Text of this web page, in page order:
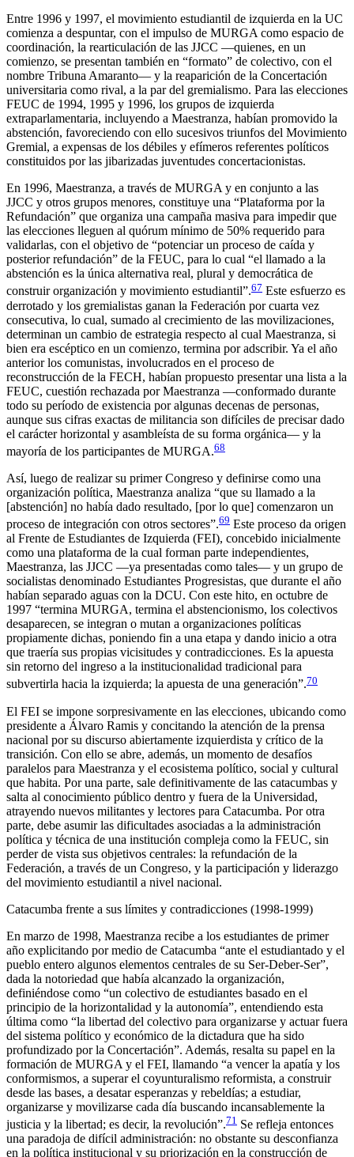
Entre 1996 y 1997, el movimiento estudiantil de izquierda en la UC
comienza a despuntar, con el impulso de MURGA como espacio de
coordinación, la rearticulación de las JJCC —quienes, en un
comienzo, se presentan también en “formato” de colectivo, con el
nombre Tribuna Amaranto— y la reaparición de la Concertación
universitaria como rival, a la par del gremialismo. Para las elecciones
FEUC de 1994, 1995 y 1996, los grupos de izquierda
extraparlamentaria, incluyendo a Maestranza, habían promovido la
abstención, favoreciendo con ello sucesivos triunfos del Movimiento
Gremial, a expensas de los débiles y efímeros referentes políticos
constituidos por las jibarizadas juventudes concertacionistas.
En 1996, Maestranza, a través de MURGA y en conjunto a las
JJCC y otros grupos menores, constituye una “Plataforma por la
Refundación” que organiza una campaña masiva para impedir que
las elecciones lleguen al quórum mínimo de 50% requerido para
validarlas, con el objetivo de “potenciar un proceso de caída y
posterior refundación” de la FEUC, para lo cual “el llamado a la
abstención es la única alternativa real, plural y democrática de
construir organización y movimiento estudiantil”.67 Este esfuerzo es
derrotado y los gremialistas ganan la Federación por cuarta vez
consecutiva, lo cual, sumado al crecimiento de las movilizaciones,
determinan un cambio de estrategia respecto al cual Maestranza, si
bien era escéptico en un comienzo, termina por adscribir. Ya el año
anterior los comunistas, involucrados en el proceso de
reconstrucción de la FECH, habían propuesto presentar una lista a la
FEUC, cuestión rechazada por Maestranza —conformado durante
todo su período de existencia por algunas decenas de personas,
aunque sus cifras exactas de militancia son difíciles de precisar dado
el carácter horizontal y asambleísta de su forma orgánica— y la
mayoría de los participantes de MURGA.68
Así, luego de realizar su primer Congreso y definirse como una
organización política, Maestranza analiza “que su llamado a la
[abstención] no había dado resultado, [por lo que] comenzaron un
proceso de integración con otros sectores”.69 Este proceso da origen
al Frente de Estudiantes de Izquierda (FEI), concebido inicialmente
como una plataforma de la cual forman parte independientes,
Maestranza, las JJCC —ya presentadas como tales— y un grupo de
socialistas denominado Estudiantes Progresistas, que durante el año
habían separado aguas con la DCU. Con este hito, en octubre de
1997 “termina MURGA, termina el abstencionismo, los colectivos
desaparecen, se integran o mutan a organizaciones políticas
propiamente dichas, poniendo fin a una etapa y dando inicio a otra
que traería sus propias vicisitudes y contradicciones. Es la apuesta
sin retorno del ingreso a la institucionalidad tradicional para
subvertirla hacia la izquierda; la apuesta de una generación”.70
El FEI se impone sorpresivamente en las elecciones, ubicando como
presidente a Álvaro Ramis y concitando la atención de la prensa
nacional por su discurso abiertamente izquierdista y crítico de la
transición. Con ello se abre, además, un momento de desafíos
paralelos para Maestranza y el ecosistema político, social y cultural
que habita. Por una parte, sale definitivamente de las catacumbas y
salta al conocimiento público dentro y fuera de la Universidad,
atrayendo nuevos militantes y lectores para Catacumba. Por otra
parte, debe asumir las dificultades asociadas a la administración
política y técnica de una institución compleja como la FEUC, sin
perder de vista sus objetivos centrales: la refundación de la
Federación, a través de un Congreso, y la participación y liderazgo
del movimiento estudiantil a nivel nacional.
Catacumba frente a sus límites y contradicciones (1998-1999)
En marzo de 1998, Maestranza recibe a los estudiantes de primer
año explicitando por medio de Catacumba “ante el estudiantado y el
pueblo entero algunos elementos centrales de su Ser-Deber-Ser”,
dada la notoriedad que había alcanzado la organización,
definiéndose como “un colectivo de estudiantes basado en el
principio de la horizontalidad y la autonomía”, entendiendo esta
última como “la libertad del colectivo para organizarse y actuar fuera
del sistema político y económico de la dictadura que ha sido
profundizado por la Concertación”. Además, resalta su papel en la
formación de MURGA y el FEI, llamando “a vencer la apatía y los
conformismos, a superar el coyunturalismo reformista, a construir
desde las bases, a desatar esperanzas y rebeldías; a estudiar,
organizarse y movilizarse cada día buscando incansablemente la
justicia y la libertad; es decir, la revolución”.71 Se refleja entonces
una paradoja de difícil administración: no obstante su desconfianza
en la política institucional y su priorización en la construcción de